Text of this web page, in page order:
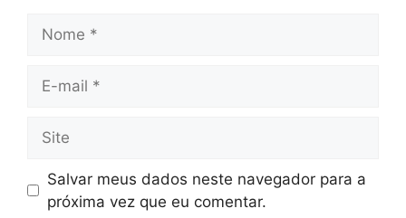
mail
Salvar meus dados neste navegador para a
próxima vez que eu comentar.